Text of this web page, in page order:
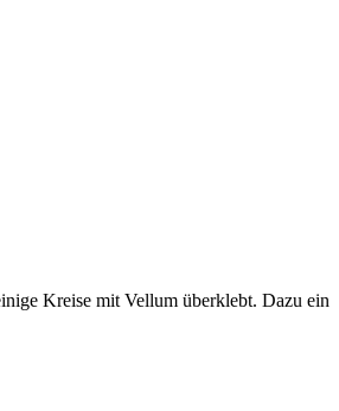
Kreise mit Vellum überklebt. Dazu ein